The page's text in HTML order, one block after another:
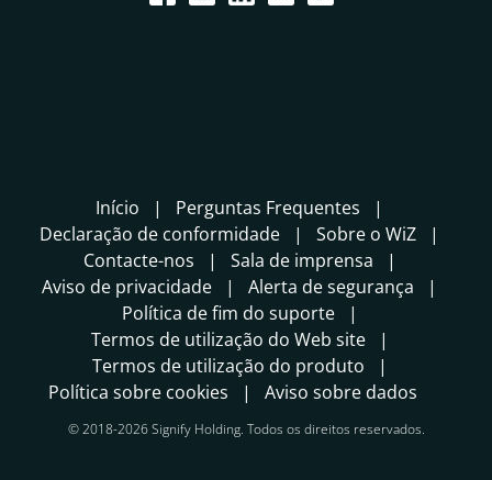
Início
Perguntas Frequentes
Declaração de conformidade
Sobre o WiZ
Contacte-nos
Sala de imprensa
Aviso de privacidade
Alerta de segurança
Política de fim do suporte
Termos de utilização do Web site
Termos de utilização do produto
Política sobre cookies
Aviso sobre dados
© 2018-2026 Signify Holding. Todos os direitos reservados.